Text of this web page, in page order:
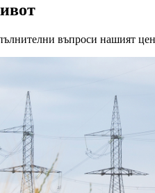
въпроси нашият